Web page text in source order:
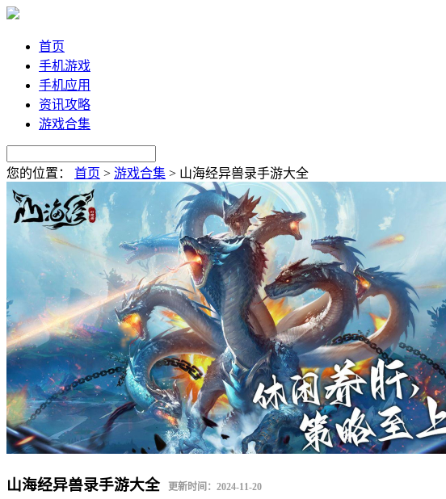
首页
手机游戏
手机应用
资讯攻略
游戏合集
您的位置： 首页 > 游戏合集 > 山海经异兽录手游大全
山海经异兽录手游大全 更新时间：2024-11-20